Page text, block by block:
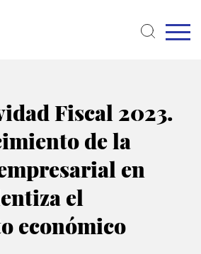
Fiscal 2023.
de la
en
el
económico